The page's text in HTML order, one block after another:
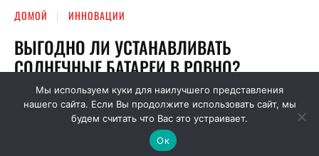
Мы используем куки для наилучшего представления
нашего сайта. Если Вы продолжите использовать сайт, мы
будем считать что Вас это устраивает.
Ок